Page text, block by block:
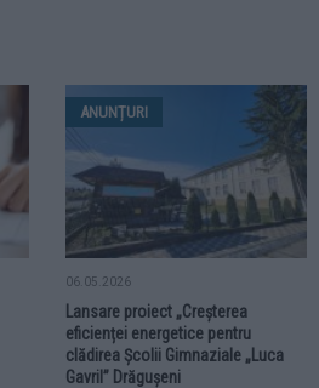
ANUNȚURI
06.05.2026
Lansare proiect „Creșterea
eficienței energetice pentru
clădirea Școlii Gimnaziale „Luca
Gavril” Drăgușeni